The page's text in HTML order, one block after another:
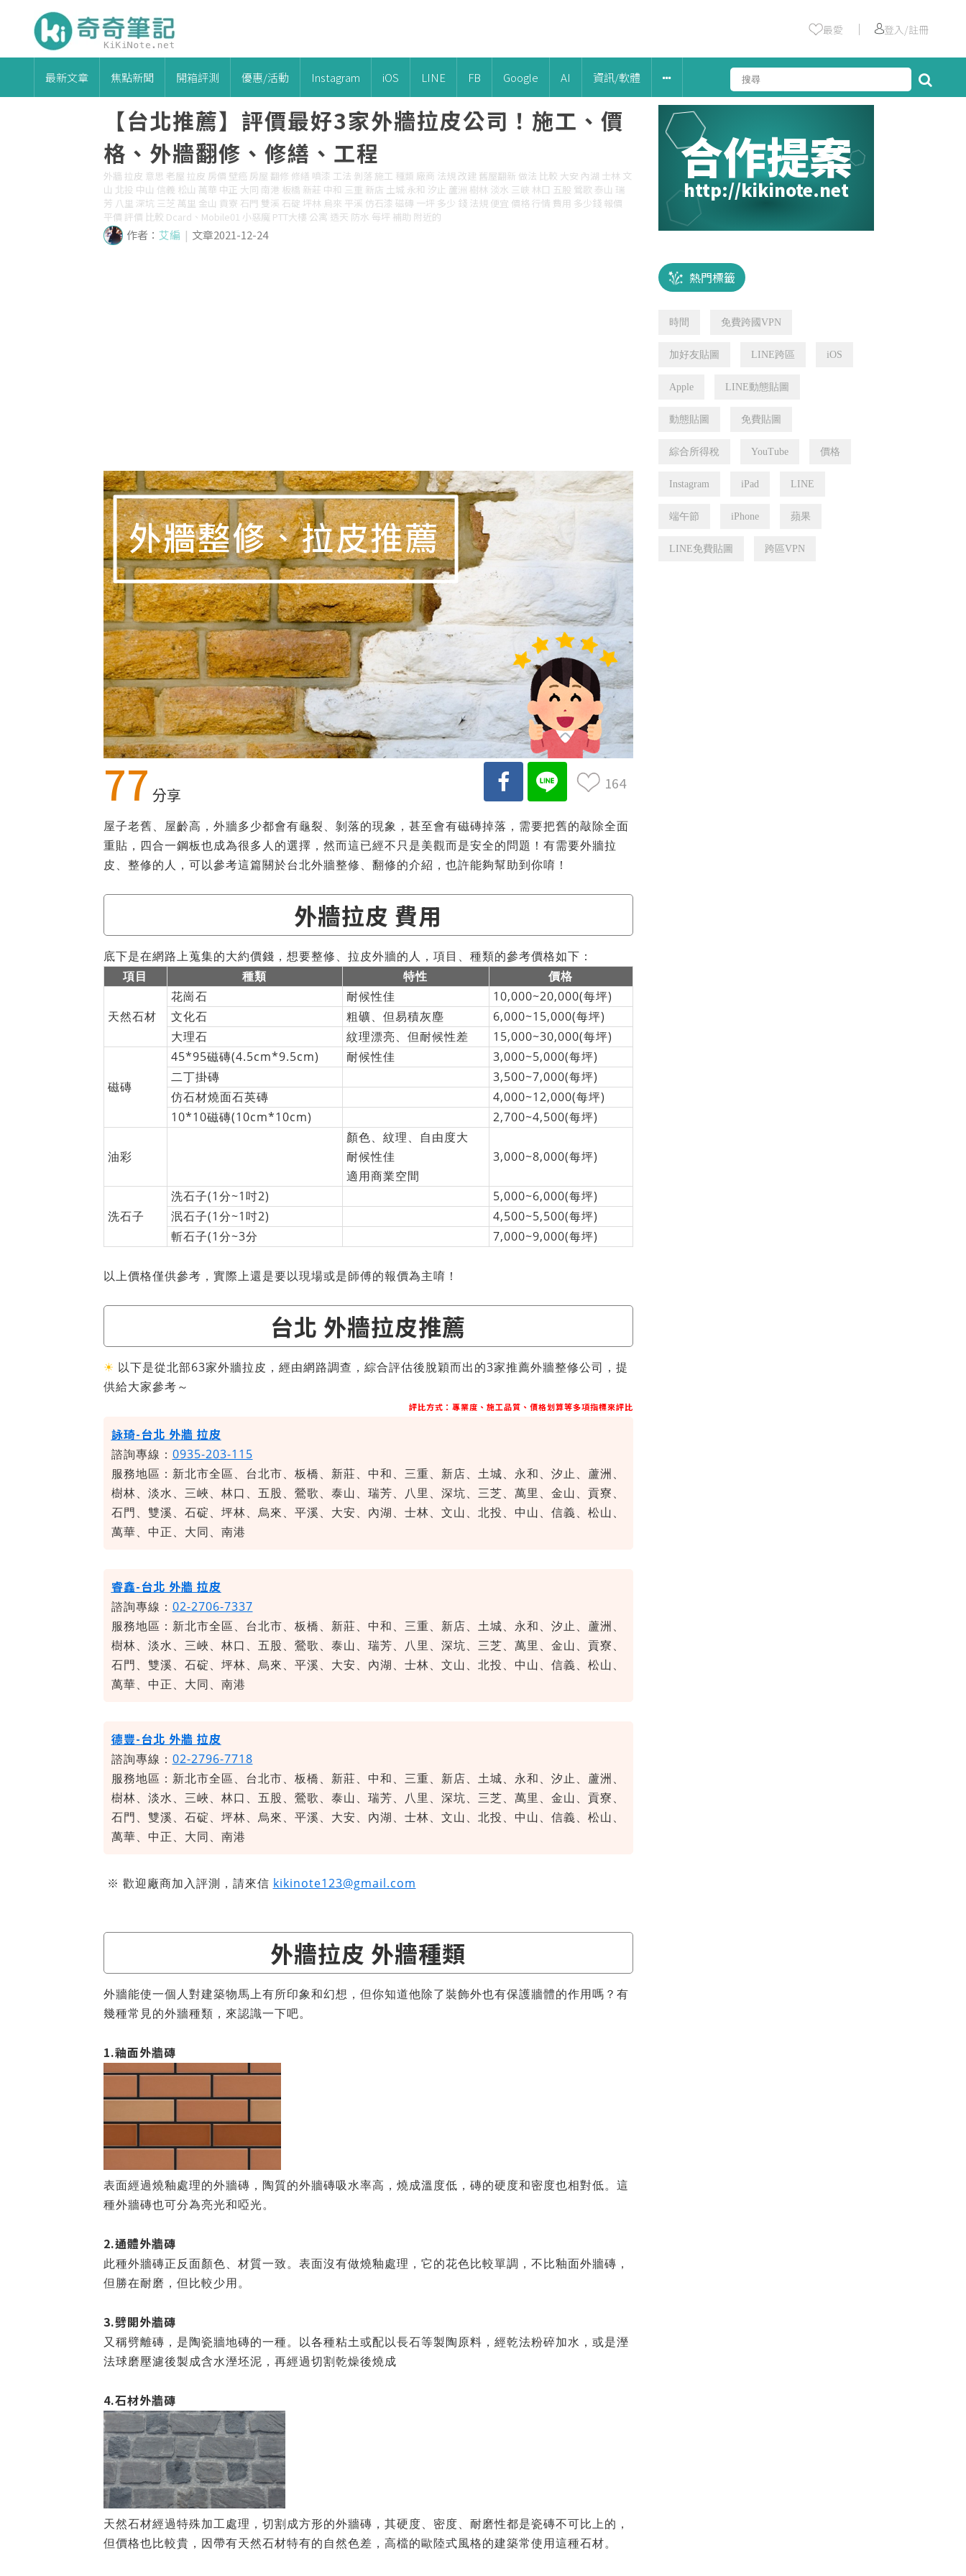
最愛 ｜ 登入/註冊
最新文章 焦點新聞 開箱評測 優惠/活動 Instagram iOS LINE FB Google AI 資訊/軟體
合作提案
http://kikinote.net
熱門標籤
時間 免費跨國VPN
加好友貼圖 LINE跨區 iOS
Apple LINE動態貼圖
動態貼圖 免費貼圖
綜合所得稅 YouTube 價格
Instagram iPad LINE
端午節 iPhone 蘋果
LINE免費貼圖 跨區VPN
【台北推薦】評價最好3家外牆拉皮公司！施工、價
格、外牆翻修、修繕、工程
外牆 拉皮 意思 老屋 拉皮 房價 壁癌 房屋 翻修 修繕 噴漆 工法 剝落 施工 種類 廠商 法規 改建 舊屋翻新 做法 比較 大安 內湖 士林 文
山 北投 中山 信義 松山 萬華 中正 大同 南港 板橋 新莊 中和 三重 新店 土城 永和 汐止 蘆洲 樹林 淡水 三峽 林口 五股 鶯歌 泰山 瑞
芳 八里 深坑 三芝 萬里 金山 貢寮 石門 雙溪 石碇 坪林 烏來 平溪 仿石漆 磁磚 一坪 多少 錢 法規 便宜 價格 行情 費用 多少錢 報價
平價 評價 比較 Dcard、Mobile01 小惡魔 PTT大樓 公寓 透天 防水 每坪 補助 附近的
作者： 艾編 | 文章2021-12-24
77 分享
164
屋子老舊、屋齡高，外牆多少都會有龜裂、剝落的現象，甚至會有磁磚掉落，需要把舊的敲除全面
重貼，四合一鋼板也成為很多人的選擇，然而這已經不只是美觀而是安全的問題！有需要外牆拉
皮、整修的人，可以參考這篇關於台北外牆整修、翻修的介紹，也許能夠幫助到你唷！
外牆拉皮 費用
底下是在網路上蒐集的大約價錢，想要整修、拉皮外牆的人，項目、種類的參考價格如下：
項目
種類 特性 價格
天然石材
花崗石 耐候性佳
10,000~20,000(每坪)
文化石
粗礦、但易積灰塵
6,000~15,000(每坪)
大理石
紋理漂亮、但耐候性差 15,000~30,000(每坪)
磁磚
45*95磁磚(4.5cm*9.5cm) 耐候性佳
3,000~5,000(每坪)
二丁掛磚
3,500~7,000(每坪)
仿石材燒面石英磚
4,000~12,000(每坪)
10*10磁磚(10cm*10cm)
2,700~4,500(每坪)
油彩
顏色、紋理、自由度大
耐候性佳
適用商業空間
3,000~8,000(每坪)
洗石子
洗石子(1分~1吋2)
5,000~6,000(每坪)
泯石子(1分~1吋2)
4,500~5,500(每坪)
斬石子(1分~3分
7,000~9,000(每坪)
以上價格僅供參考，實際上還是要以現場或是師傅的報價為主唷！
台北 外牆拉皮推薦
☀ 以下是從北部63家外牆拉皮，經由網路調查，綜合評估後脫穎而出的3家推薦外牆整修公司，提
供給大家參考～
評比方式：專業度、施工品質、價格划算等多項指標來評比
詠琦-台北 外牆 拉皮
諮詢專線： 0935-203-115
服務地區：新北市全區、台北市、板橋、新莊、中和、三重、新店、土城、永和、汐止、蘆洲、
樹林、淡水、三峽、林口、五股、鶯歌、泰山、瑞芳、八里、深坑、三芝、萬里、金山、貢寮、
石門、雙溪、石碇、坪林、烏來、平溪、大安、內湖、士林、文山、北投、中山、信義、松山、
萬華、中正、大同、南港
睿鑫-台北 外牆 拉皮
諮詢專線： 02-2706-7337
服務地區：新北市全區、台北市、板橋、新莊、中和、三重、新店、土城、永和、汐止、蘆洲、
樹林、淡水、三峽、林口、五股、鶯歌、泰山、瑞芳、八里、深坑、三芝、萬里、金山、貢寮、
石門、雙溪、石碇、坪林、烏來、平溪、大安、內湖、士林、文山、北投、中山、信義、松山、
萬華、中正、大同、南港
德豐-台北 外牆 拉皮
諮詢專線： 02-2796-7718
服務地區：新北市全區、台北市、板橋、新莊、中和、三重、新店、土城、永和、汐止、蘆洲、
樹林、淡水、三峽、林口、五股、鶯歌、泰山、瑞芳、八里、深坑、三芝、萬里、金山、貢寮、
石門、雙溪、石碇、坪林、烏來、平溪、大安、內湖、士林、文山、北投、中山、信義、松山、
萬華、中正、大同、南港
※ 歡迎廠商加入評測，請來信 kikinote123@gmail.com
外牆拉皮 外牆種類
外牆能使一個人對建築物馬上有所印象和幻想，但你知道他除了裝飾外也有保護牆體的作用嗎？有
幾種常見的外牆種類，來認識一下吧。
1.釉面外牆磚
表面經過燒釉處理的外牆磚，陶質的外牆磚吸水率高，燒成溫度低，磚的硬度和密度也相對低。這
種外牆磚也可分為亮光和啞光。
2.通體外牆磚
此種外牆磚正反面顏色、材質一致。表面沒有做燒釉處理，它的花色比較單調，不比釉面外牆磚，
但勝在耐磨，但比較少用。
3.劈開外牆磚
又稱劈離磚，是陶瓷牆地磚的一種。以各種粘土或配以長石等製陶原料，經乾法粉碎加水，或是溼
法球磨壓濾後製成含水溼坯泥，再經過切割乾燥後燒成
4.石材外牆磚
天然石材經過特殊加工處理，切割成方形的外牆磚，其硬度、密度、耐磨性都是瓷磚不可比上的，
但價格也比較貴，因帶有天然石材特有的自然色差，高檔的歐陸式風格的建築常使用這種石材。